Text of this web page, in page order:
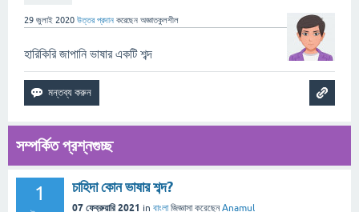
29 জুলাই 2020 উত্তর প্রদান করেছেন অজ্ঞাতকুলশীল
হারিকিরি জাপানি ভাষার একটি শব্দ
সম্পর্কিত প্রশ্নগুচ্ছ
1 চাহিদা কোন ভাষার শব্দ?
07 ফেব্রুয়ারি 2021 in বাংলা জিজ্ঞাসা করেছেনAnamul